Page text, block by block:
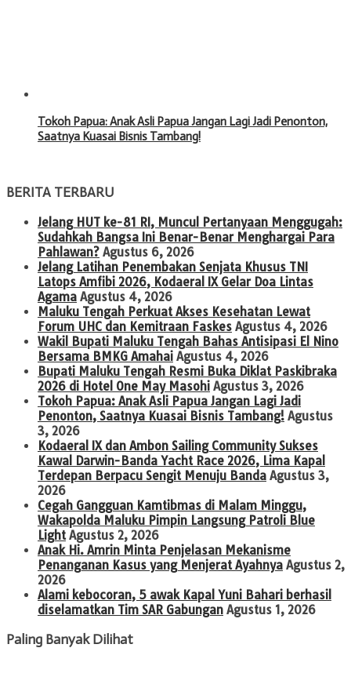
Tokoh Papua: Anak Asli Papua Jangan Lagi Jadi Penonton,
Saatnya Kuasai Bisnis Tambang!
BERITA TERBARU
Jelang HUT ke-81 RI, Muncul Pertanyaan Menggugah:
Sudahkah Bangsa Ini Benar-Benar Menghargai Para
Pahlawan? Agustus 6, 2026
Jelang Latihan Penembakan Senjata Khusus TNI
Latops Amfibi 2026, Kodaeral IX Gelar Doa Lintas
Agama Agustus 4, 2026
Maluku Tengah Perkuat Akses Kesehatan Lewat
Forum UHC dan Kemitraan Faskes Agustus 4, 2026
Wakil Bupati Maluku Tengah Bahas Antisipasi El Nino
Bersama BMKG Amahai Agustus 4, 2026
Bupati Maluku Tengah Resmi Buka Diklat Paskibraka
2026 di Hotel One May Masohi Agustus 3, 2026
Tokoh Papua: Anak Asli Papua Jangan Lagi Jadi
Penonton, Saatnya Kuasai Bisnis Tambang! Agustus
3, 2026
Kodaeral IX dan Ambon Sailing Community Sukses
Kawal Darwin-Banda Yacht Race 2026, Lima Kapal
Terdepan Berpacu Sengit Menuju Banda Agustus 3,
2026
Cegah Gangguan Kamtibmas di Malam Minggu,
Wakapolda Maluku Pimpin Langsung Patroli Blue
Light Agustus 2, 2026
Anak Hi. Amrin Minta Penjelasan Mekanisme
Penanganan Kasus yang Menjerat Ayahnya Agustus 2,
2026
Alami kebocoran, 5 awak Kapal Yuni Bahari berhasil
diselamatkan Tim SAR Gabungan Agustus 1, 2026
Paling Banyak Dilihat